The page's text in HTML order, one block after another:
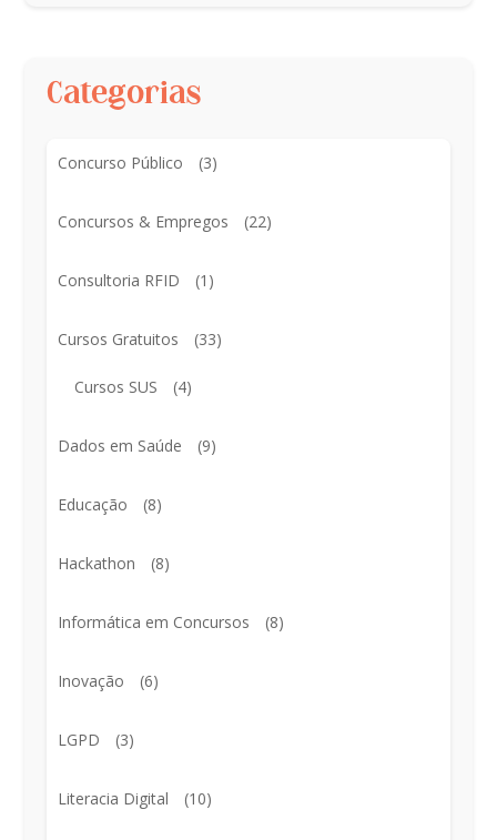
Categorias
Concurso Público (3)
Concursos & Empregos (22)
Consultoria RFID (1)
Cursos Gratuitos (33)
Cursos SUS (4)
Dados em Saúde (9)
Educação (8)
Hackathon (8)
Informática em Concursos (8)
Inovação (6)
LGPD (3)
Literacia Digital (10)